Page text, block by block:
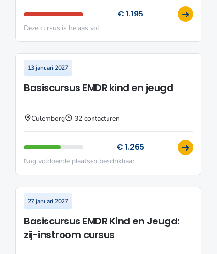
€ 1.195
Deze cursus is helaas vol
13 januari 2027
Basiscursus EMDR kind en jeugd
Culemborg 32 contacturen
€ 1.265
Nog voldoende plaatsen beschikbaar
27 januari 2027
Basiscursus EMDR Kind en Jeugd:
zij-instroom cursus